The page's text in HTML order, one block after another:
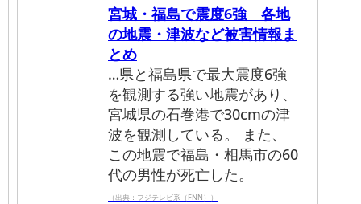
宮城・福島で震度6強 各地
の地震・津波など被害情報ま
とめ
…県と福島県で最大震度6強
を観測する強い地震があり、
宮城県の石巻港で30cmの津
波を観測している。 また、
この地震で福島・相馬市の60
代の男性が死亡した。
（出典：フジテレビ系（FNN））